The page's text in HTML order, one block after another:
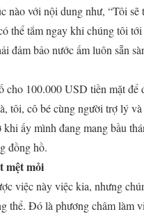
nào với nội dung như, “Tôi
thể tắm ngay khi chúng tôi
đảm bảo nước ấm luôn sẵn
100.000 USD tiền mặt
tôi, cô bé cùng người trợ lý
ấy mình đang mang bầu
đồng hồ.
mệt mỏi
việc này việc kia, nhưng
thể. Đó là phương châm làm